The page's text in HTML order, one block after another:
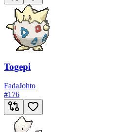
Togepi
FadaJohto
#176